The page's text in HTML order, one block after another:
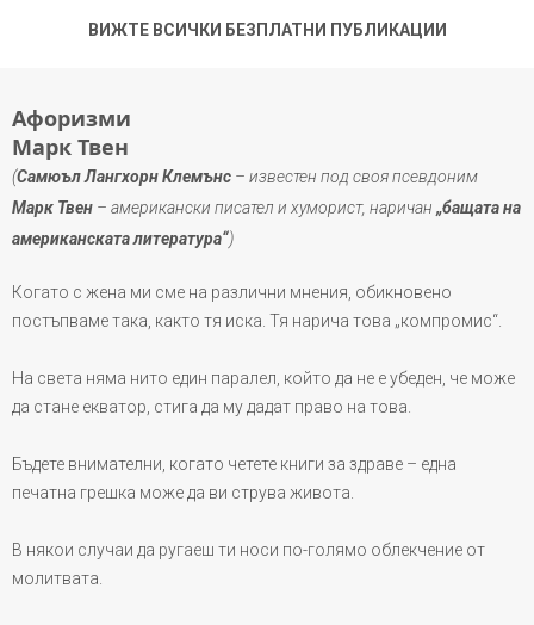
ВИЖТЕ ВСИЧКИ БЕЗПЛАТНИ ПУБЛИКАЦИИ
Афоризми
Марк Твен
(Самюъл Лангхорн Клемънс – известен под своя псевдоним
Марк Твен – американски писател и хуморист, наричан „бащата на
американската литература“)
Когато с жена ми сме на различни мнения, обикновено
постъпваме така, както тя иска. Тя нарича това „компромис“.
На света няма нито един паралел, който да не е убеден, че може
да стане екватор, стига да му дадат право на това.
Бъдете внимателни, когато четете книги за здраве – една
печатна грешка може да ви струва живота.
В някои случаи да ругаеш ти носи по-голямо облекчение от
молитвата.